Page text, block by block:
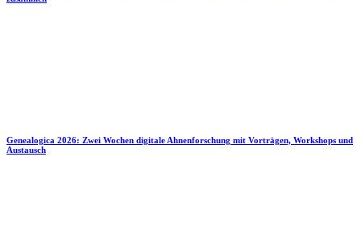
Genealogica 2026: Zwei Wochen digitale Ahnenforschung mit Vorträgen, Workshops und
Austausch